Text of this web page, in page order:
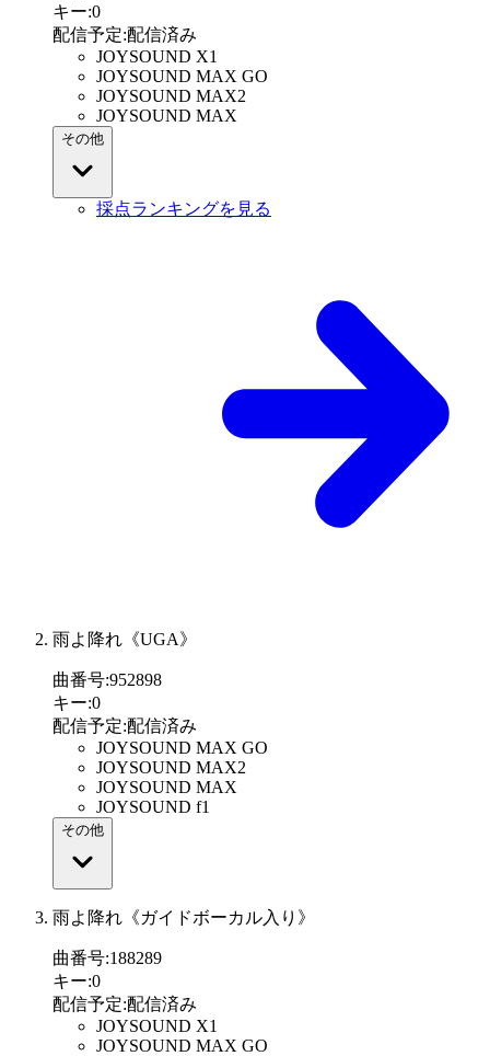
キー:0
配信予定:配信済み
JOYSOUND X1
JOYSOUND MAX GO
JOYSOUND MAX2
JOYSOUND MAX
その他
採点ランキングを見る
雨よ降れ《UGA》
曲番号:952898
キー:0
配信予定:配信済み
JOYSOUND MAX GO
JOYSOUND MAX2
JOYSOUND MAX
JOYSOUND f1
その他
雨よ降れ《ガイドボーカル入り》
曲番号:188289
キー:0
配信予定:配信済み
JOYSOUND X1
JOYSOUND MAX GO